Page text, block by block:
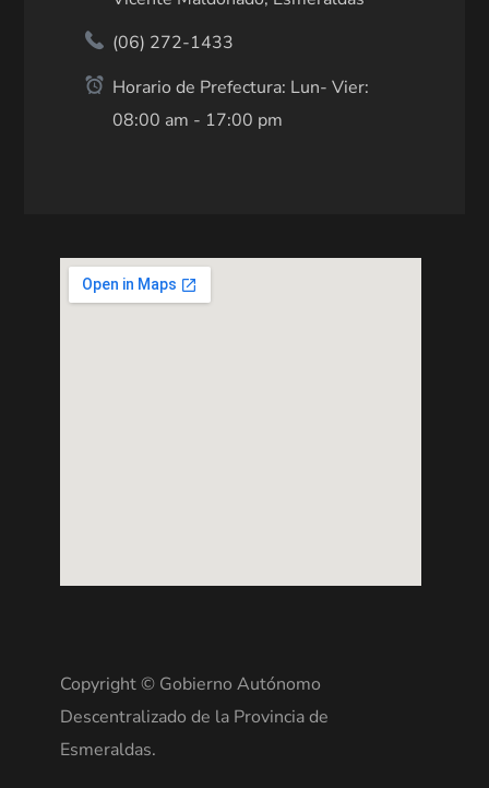
(06) 272-1433
Horario de Prefectura: Lun- Vier:
08:00 am - 17:00 pm
Copyright © Gobierno Autónomo
Descentralizado de la Provincia de
Esmeraldas.